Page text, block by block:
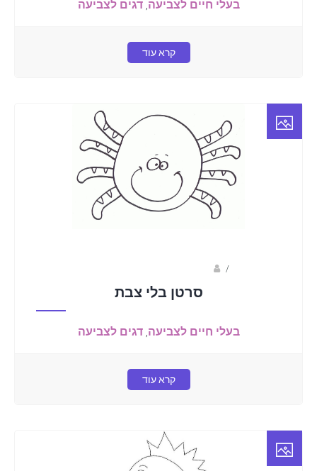
בעלי חיים לצביעה,דגים לצביעה
קרא עוד
/
סרטן בלי צבת
בעלי חיים לצביעה,דגים לצביעה
קרא עוד